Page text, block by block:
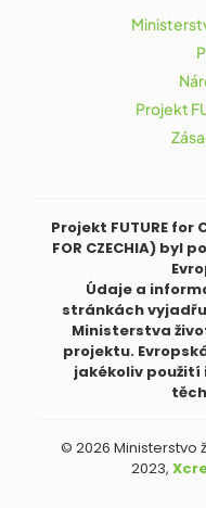
Projekt
Projekt FUTURE for
FOR CZECHIA) byl
Údaje a
stránkách
Ministerstva
projektu.
jakékoliv použití
© 2026 Ministerstvo
2023,